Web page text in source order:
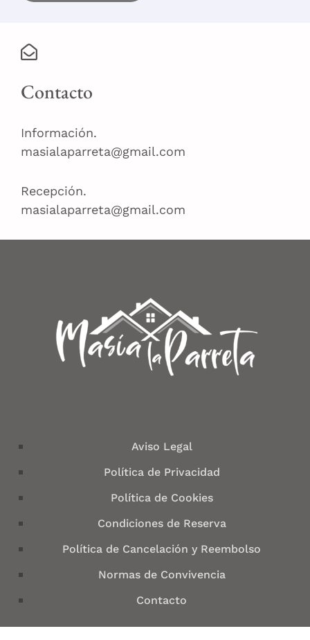
Contacto
Información.
masialaparreta@gmail.com
Recepción.
masialaparreta@gmail.com
Aviso Legal
Política de Privacidad
Política de Cookies
Condiciones de Reserva
Política de Cancelación y Reembolso
Normas de Convivencia
Contacto